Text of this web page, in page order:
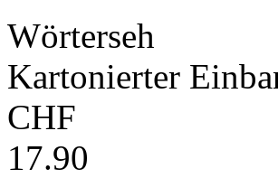
Wörterseh
Kartonierter
CHF
17.90